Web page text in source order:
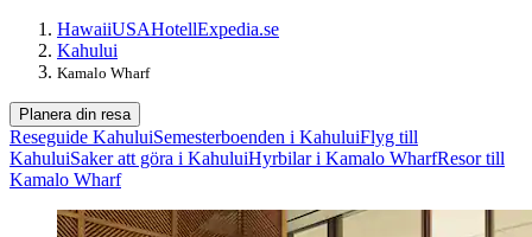
HawaiiUSAHotellExpedia.se
Kahului
Kamalo Wharf
Planera din resa
Reseguide KahuluiSemesterboenden i KahuluiFlyg till
KahuluiSaker att göra i KahuluiHyrbilar i Kamalo WharfResor till
Kamalo Wharf